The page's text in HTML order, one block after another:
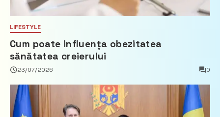
LIFESTYLE
Cum poate influența obezitatea
sănătatea creierului
23/07/2026 0